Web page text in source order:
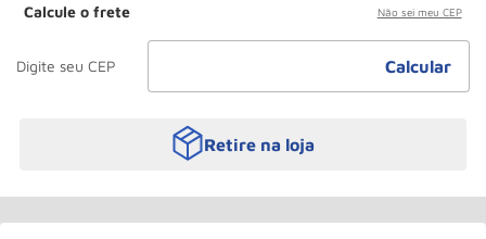
Calcule o frete Não sei meu CEP
Retire na loja